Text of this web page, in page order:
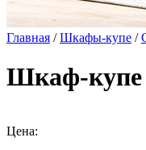
Главная /Шкафы-купе /
Шкаф-
Цена: